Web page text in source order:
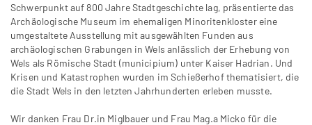
Schwerpunkt auf 800 Jahre Stadtgeschichte lag, präsentierte das
Archäologische Museum im ehemaligen Minoritenkloster eine
umgestaltete Ausstellung mit ausgewählten Funden aus
archäologischen Grabungen in Wels anlässlich der Erhebung von
Wels als Römische Stadt (municipium) unter Kaiser Hadrian. Und
Krisen und Katastrophen wurden im Schießerhof thematisiert, die
die Stadt Wels in den letzten Jahrhunderten erleben musste.
Wir danken Frau Dr.in Miglbauer und Frau Mag.a Micko für die